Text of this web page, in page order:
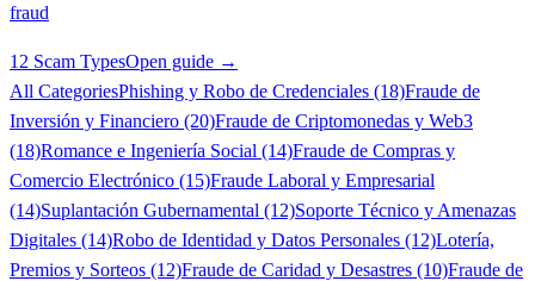
fraud
12 Scam TypesOpen guide →
All CategoriesPhishing y Robo de Credenciales (18)Fraude de
Inversión y Financiero (20)Fraude de Criptomonedas y Web3
(18)Romance e Ingeniería Social (14)Fraude de Compras y
Comercio Electrónico (15)Fraude Laboral y Empresarial
(14)Suplantación Gubernamental (12)Soporte Técnico y Amenazas
Digitales (14)Robo de Identidad y Datos Personales (12)Lotería,
Premios y Sorteos (12)Fraude de Caridad y Desastres (10)Fraude de